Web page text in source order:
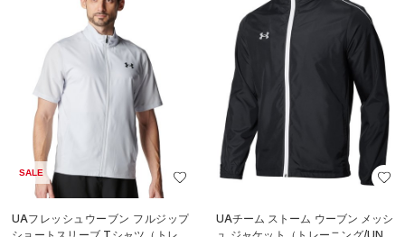
SALE
UAフレッシュウーブン フルジップ
UAチーム ストーム ウーブン メッシ